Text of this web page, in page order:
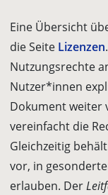
Eine Übersicht
die Seite Lizenzen
Nutzungsrechte
Nutzer*innen
Dokument weiter
vereinfacht die
Gleichzeitig
vor, in
erlauben. Der